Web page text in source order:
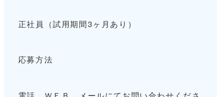
正社員（試用期間3ヶ月あり）
応募方法